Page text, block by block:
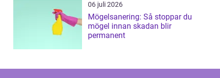
06 juli 2026
Mögelsanering: Så stoppar du
mögel innan skadan blir
permanent